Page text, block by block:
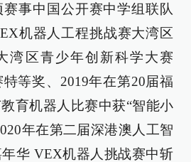
事中国公开赛中学组联队
机器人工程挑战赛大湾区
湾区青少年创新科学大赛
等奖、2019年在第20届福
育机器人比赛中获“智能小
年在第二届深港澳人工智
华 VEX机器人挑战赛中斩